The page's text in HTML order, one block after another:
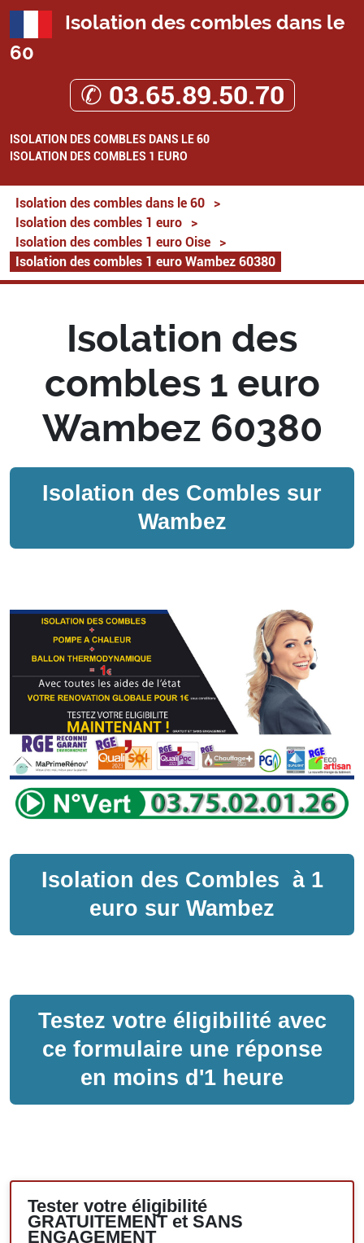
Isolation des combles dans le
60
✆ 03.65.89.50.70
ISOLATION DES COMBLES DANS LE 60
ISOLATION DES COMBLES 1 EURO
Isolation des combles dans le 60
>
Isolation des combles 1 euro
>
Isolation des combles 1 euro Oise
>
Isolation des combles 1 euro Wambez 60380
Isolation des
combles 1 euro
Wambez 60380
Isolation des Combles sur
Wambez
Isolation des Combles à 1
euro sur Wambez
Testez votre éligibilité avec
ce formulaire une réponse
en moins d'1 heure
Tester votre éligibilité
GRATUITEMENT et SANS
ENGAGEMENT